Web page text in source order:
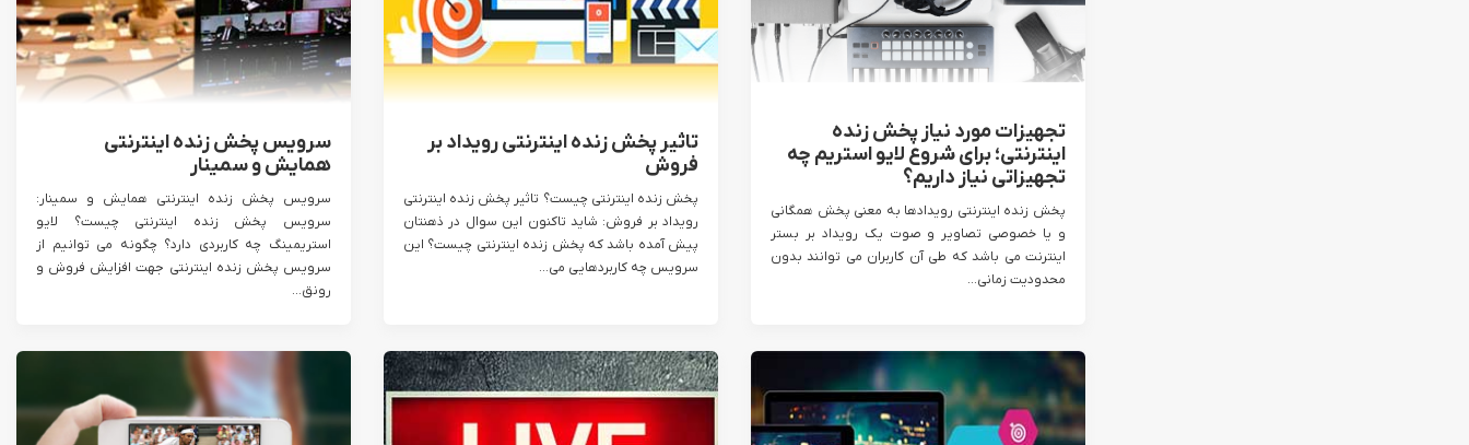
تجهیزات مورد نیاز پخش زنده
اینترنتی؛ برای شروع لایو استریم چه
تجهیزاتی نیاز داریم؟
پخش زنده اینترنتی رویداد‌ها به معنی پخش همگانی
و یا خصوصی تصاویر و صوت یک رویداد بر بستر
اینترنت می باشد که طی آن کاربران می توانند بدون
محدودیت زمانی...
تاثیر پخش زنده اینترنتی رویداد بر
فروش
پخش زنده اینترنتی چیست؟ تاثیر پخش زنده اینترنتی
رویداد بر فروش: شاید تاکنون این سوال در ذهنتان
پیش آمده باشد که پخش زنده اینترنتی چیست؟ این
سرویس چه کاربردهایی می...
سرویس پخش زنده اینترنتی
همایش و سمینار
سرویس پخش زنده اینترنتی همایش و سمینار:
سرویس پخش زنده اینترنتی چیست؟ لایو
استریمینگ چه کاربردی دارد؟ چگونه می توانیم از
سرویس پخش زنده اینترنتی جهت افزایش فروش و
رونق...